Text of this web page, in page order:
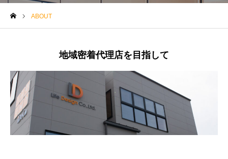
ABOUT
地域密着代理店を目指して
VOICES
STAFF
CONTACT